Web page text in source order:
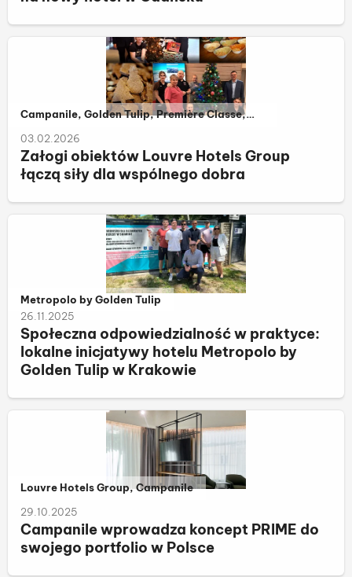
Należy do kategorii:
Campanile, Golden Tulip, Première Classe,
03.02.2026
Załogi obiektów Louvre Hotels Group
łączą siły dla wspólnego dobra
Należy do kategorii:
Metropolo by Golden Tulip
26.11.2025
Społeczna odpowiedzialność w praktyce:
lokalne inicjatywy hotelu Metropolo by
Golden Tulip w Krakowie
Należy do kategorii:
Louvre Hotels Group, Campanile
29.10.2025
Campanile wprowadza koncept PRIME do
swojego portfolio w Polsce